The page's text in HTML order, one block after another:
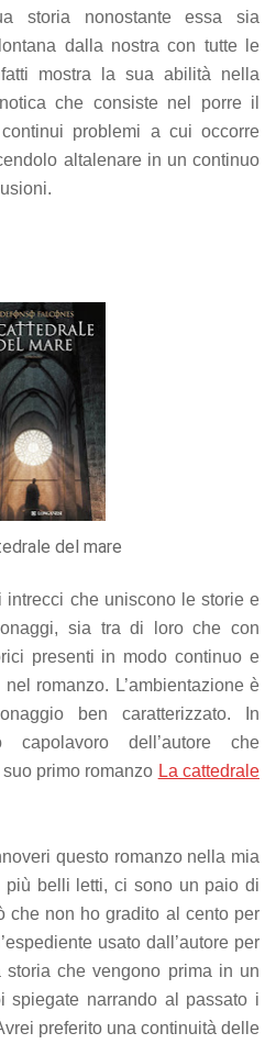
storia nonostante essa sia
dalla nostra con tutte le
mostra la sua abilità nella
che consiste nel porre il
problemi a cui occorre
altalenare in un continuo
del mare
intrecci che uniscono le storie e
sia tra di loro che con
presenti in modo continuo e
romanzo. L’ambientazione è
ben caratterizzato.
In
capolavoro dell’autore che
primo romanzo La cattedrale
questo romanzo nella mia
belli letti, ci sono un paio di
che non ho gradito al cento per
usato dall’autore per
che vengono prima in un
spiegate narrando al passato i
preferito una continuità delle